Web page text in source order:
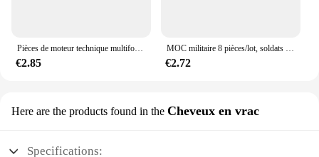
Pièces de moteur technique multifonctions 8293 8883, ensemble de modèles PF, blocs de construction compatibles Leduo
€2.85
MOC militaire 8 pièces/lot, soldats de la marine, armes de l'armée Moc, figurines modernes de ville, pièces de construction, briques, Mini jouet pour enfants
€2.72
Here are the products found in the Cheveux en vrac
Specifications: